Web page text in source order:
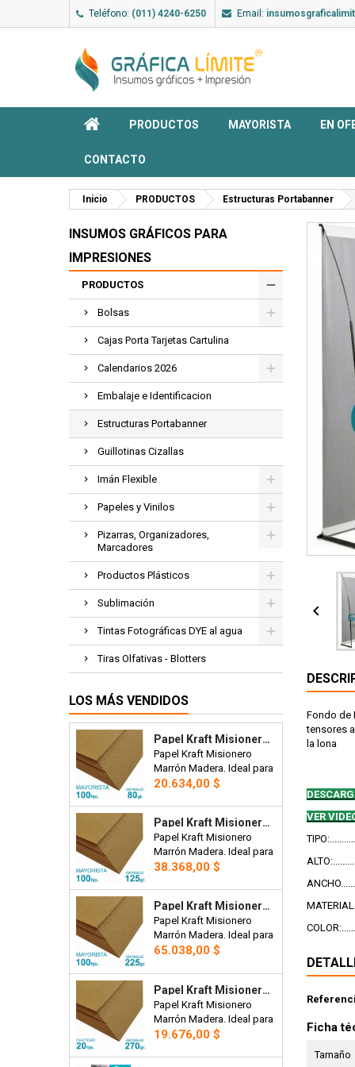
Teléfono: (011) 4240-6250 Email:
PRODUCTOS MAYORISTA EN
CONTACTO
Inicio PRODUCTOS Estructuras Portabanner
INSUMOS GRÁFICOS PARA
IMPRESIONES
PRODUCTOS
Bolsas
Cajas Porta Tarjetas Cartulina
Calendarios 2026
Embalaje e Identificacion
Estructuras Portabanner
Guillotinas Cizallas
Imán Flexible
Papeles y Vinilos
Pizarras, Organizadores,
Marcadores
Productos Plásticos
Sublimación
Tintas Fotográficas DYE al agua
Tiras Olfativas - Blotters
LOS MÁS VENDIDOS
Papel Kraft Misionero 120 X 85cm. 80 Gr. Madera Marron X100 Hojas Precio Mayorista.
Papel Kraft Misionero
Marrón Madera. Ideal para
bolsas, manteles,
Mayorista x 100 hojas.
Precio
20.634,00 $
Papel Kraft Misionero 120 X 85cm. 125 Gr. Madera Marrón X100 Hojas Precio Mayorista.
Papel Kraft Misionero
Marrón Madera. Ideal para
bolsas, artesanías,
costura, tarjetas,
envoltorios, invitaciones.
120 x 85cm. 270 gr. Precio
Mayorista x100 hojas
Precio
38.368,00 $
Papel Kraft Misionero 120 X 85cm. 225 Gr. Madera Marrón X100 Hojas Precio Mayorista.
Papel Kraft Misionero
Marrón Madera. Ideal para
bolsas, artesanías,
plantillas de corte para
costura, tarjetas,
envoltorios, invitaciones.
120 x 85cm. 225 grs.
Precio Mayorista x100
Precio
65.038,00 $
Papel Kraft Misionero 120 X 85cm. 270 Gr. Madera Marrón X20 Hojas
Papel Kraft Misionero
Marrón Madera. Ideal para
bolsas, artesanías,
plantillas de corte para
Precio
19.676,00 $

Fondo de
tensores
la lona
VER
Ficha
Tamaño